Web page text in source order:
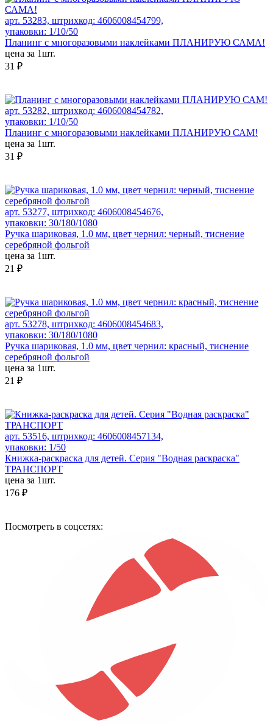
арт. 53283, штрихкод: 4606008454799,
упаковки: 1/10/50
Планинг с многоразовыми наклейками ПЛАНИРУЮ САМА!
цена за 1шт.
31 ₽
арт. 53282, штрихкод: 4606008454782,
упаковки: 1/10/50
Планинг с многоразовыми наклейками ПЛАНИРУЮ САМ!
цена за 1шт.
31 ₽
арт. 53277, штрихкод: 4606008454676,
упаковки: 30/180/1080
Ручка шариковая, 1.0 мм, цвет чернил: черный, тиснение
серебряной фольгой
цена за 1шт.
21 ₽
арт. 53278, штрихкод: 4606008454683,
упаковки: 30/180/1080
Ручка шариковая, 1.0 мм, цвет чернил: красный, тиснение
серебряной фольгой
цена за 1шт.
21 ₽
арт. 53516, штрихкод: 4606008457134,
упаковки: 1/50
Книжка-раскраска для детей. Серия "Водная раскраска"
ТРАНСПОРТ
цена за 1шт.
176 ₽
Посмотреть в соцсетях: